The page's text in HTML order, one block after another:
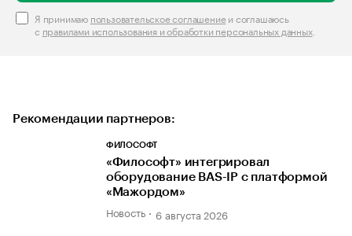
Я принимаю пользовательское соглашениеи соглашаюсь
с правилами использования и обработки персональных данных.
Рекомендации партнеров:
ФИЛОСОФТ
«Философт» интегрировал
оборудование BAS-IP с платформой
«Мажордом»
Новость 6 августа 2026